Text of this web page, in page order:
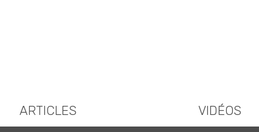
ARTICLES VIDÉOS